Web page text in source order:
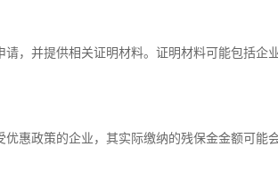
，并提供相关证明材料。证明材料可能包括企
惠政策的企业，其实际缴纳的残保金金额可能